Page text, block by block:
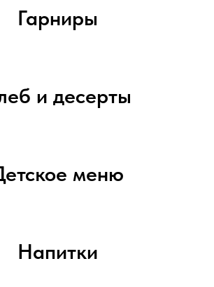
Гарниры
и десерты
меню
Напитки